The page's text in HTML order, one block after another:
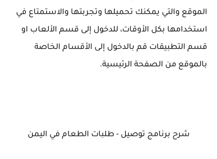
الموقع والتي يمكنك تحميلها وتجربتها والاستمتاع في
استخدامها بكل الأوقات، للدخول إلى قسم الألعاب او
قسم التطبيقات قم بالدخول إلى الأقسام الخاصة
بالموقع من الصفحة الرئيسية.
شرح برنامج توصيل - طلبات الطعام في اليمن